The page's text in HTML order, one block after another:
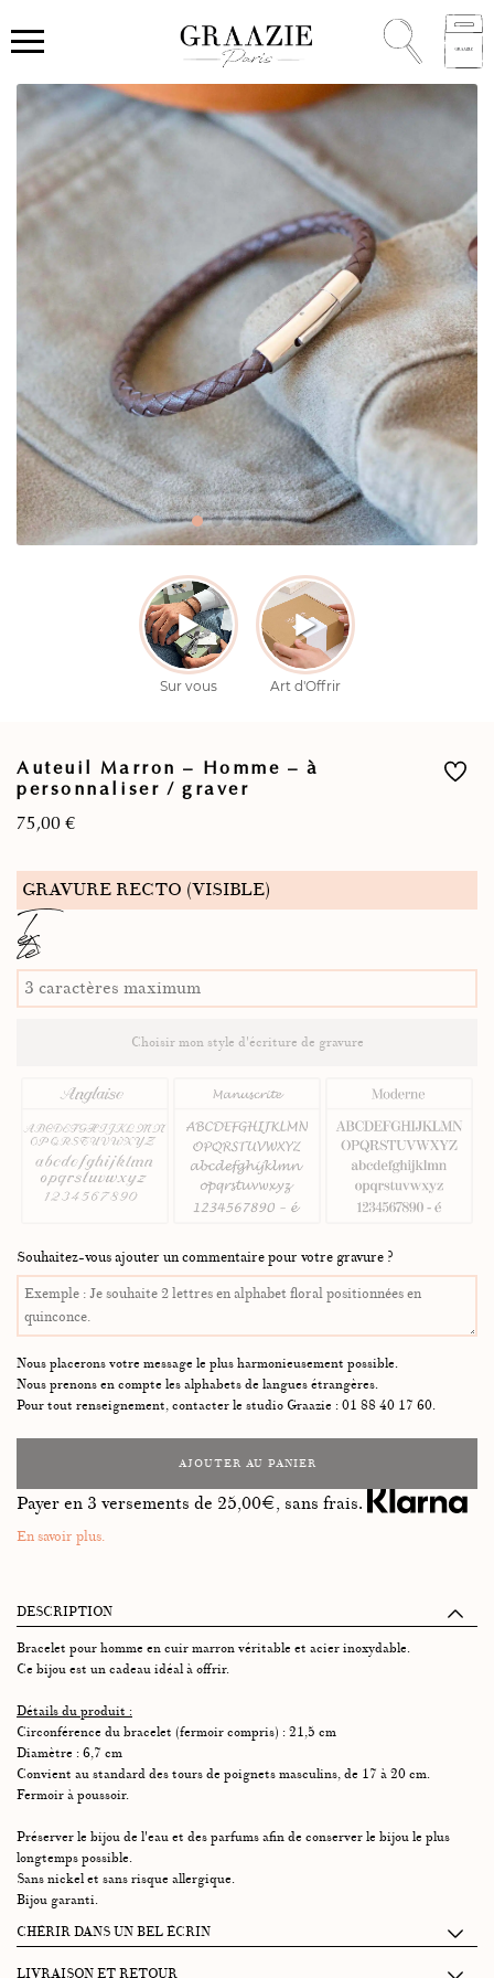
Auteuil Marron – Homme – à
personnaliser / graver
75,00 €
GRAVURE RECTO (VISIBLE)
T
ex
te
Choisir mon style d'écriture de gravure
Souhaitez-vous ajouter un commentaire pour votre gravure ?
Nous placerons votre message le plus harmonieusement possible.
Nous prenons en compte les alphabets de langues étrangères.
Pour tout renseignement, contacter le studio Graazie : 01 88 40 17 60.
AJOUTER AU PANIER
Payer en 3 versements de 25,00€, sans frais.
En savoir plus.
DESCRIPTION
Bracelet pour homme en cuir marron véritable et acier inoxydable.
Ce bijou est un cadeau idéal à offrir.
Détails du produit :
Circonférence du bracelet (fermoir compris) : 21,5 cm
Diamètre : 6,7 cm
Convient au standard des tours de poignets masculins, de 17 à 20 cm.
Fermoir à poussoir.
Préserver le bijou de l'eau et des parfums afin de conserver le bijou le plus
longtemps possible.
Sans nickel et sans risque allergique.
Bijou garanti.
CHÉRIR DANS UN BEL ÉCRIN
Chaque écrin Graazie se compose de 2 petits tiroirs accueillant :
LIVRAISON ET RETOUR